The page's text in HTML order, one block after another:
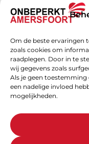
Om de beste ervaringen
zoals cookies om
raadplegen. Door in te
wij gegevens zoals
Als je geen
een nadelige invloed
mogelijkheden.
Achternaam*
E-mail*
Schrijf je nu